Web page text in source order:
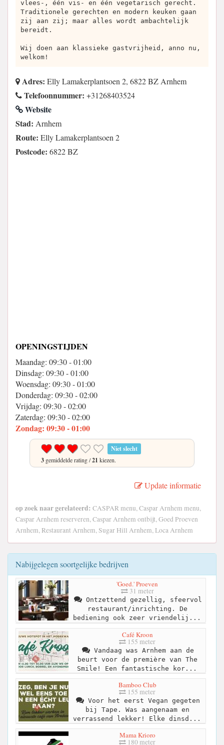
vlees-, één vis- en één vegetarisch gerecht.
Traditionele gerechten en modern keuken gaan
zij aan zij; maar alles wordt ambachtelijk
bereidt.
Wij doen aan klassieke gastvrijheid, anno nu,
welkom!
Adres: Elly Lamakerplantsoen 2, 6822 BZ Arnhem
Telefoonnummer: +31268403524
Website
Stad: Arnhem
Route: Elly Lamakerplantsoen 2
Postcode: 6822 BZ
OPENINGSTIJDEN
Maandag: 09:30 - 01:00
Dinsdag: 09:30 - 01:00
Woensdag: 09:30 - 01:00
Donderdag: 09:30 - 02:00
Vrijdag: 09:30 - 02:00
Zaterdag: 09:30 - 02:00
Zondag: 09:30 - 01:00
Niet slecht
3 gemiddelde rating /21 kiezen.
Update informatie
op zoek naar gerelateerd: CASPAR menu, Caspar Arnhem menu,
Caspar Arnhem reserveren, Caspar Arnhem ontbijt, Goed Proeven
Arnhem, Restaurant Arnhem, Sugar Hill Arnhem, Loca Arnhem
Nabijgelegen soortgelijke bedrijven
'Goed.' Proeven
31 meter
Ontzettend gezellig, sfeervol
restaurant/inrichting. De
bediening ook zeer vriendelij...
Café Kroon
155 meter
Vandaag was Arnhem aan de
beurt voor de première van The
Smile! Een fantastische kor...
Bamboo Club
155 meter
Voor het eerst Vegan gegeten
bij Tape. Was aangenaam en
verrassend lekker! Elke dinsd...
Mama Krioro
180 meter